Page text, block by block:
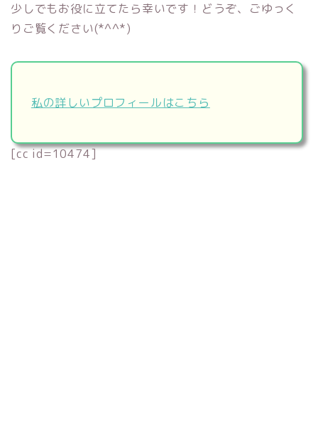
少しでもお役に立てたら幸いです！どうぞ、ごゆっく
りご覧ください(*^^*)
私の詳しいプロフィールはこちら
[cc id=10474]